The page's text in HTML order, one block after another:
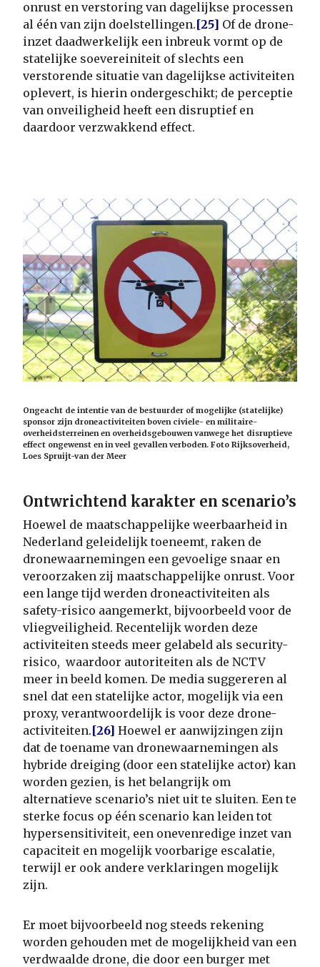
onrust en verstoring van dagelijkse processen
al één van zijn doelstellingen.[25] Of de drone-
inzet daadwerkelijk een inbreuk vormt op de
statelijke soevereiniteit of slechts een
verstorende situatie van dagelijkse activiteiten
oplevert, is hierin ondergeschikt; de perceptie
van onveiligheid heeft een disruptief en
daardoor verzwakkend effect.
Ongeacht de intentie van de bestuurder of mogelijke (statelijke)
sponsor zijn droneactiviteiten boven civiele- en militaire-
overheidsterreinen en overheidsgebouwen vanwege het disruptieve
effect ongewenst en in veel gevallen verboden. Foto Rijksoverheid,
Loes Spruijt-van der Meer
Ontwrichtend karakter en scenario’s
Hoewel de maatschappelijke weerbaarheid in
Nederland geleidelijk toeneemt, raken de
dronewaarnemingen een gevoelige snaar en
veroorzaken zij maatschappelijke onrust. Voor
een lange tijd werden droneactiviteiten als
safety-risico aangemerkt, bijvoorbeeld voor de
vliegveiligheid. Recentelijk worden deze
activiteiten steeds meer gelabeld als security-
risico, waardoor autoriteiten als de NCTV
meer in beeld komen. De media suggereren al
snel dat een statelijke actor, mogelijk via een
proxy, verantwoordelijk is voor deze drone-
activiteiten.[26] Hoewel er aanwijzingen zijn
dat de toename van dronewaarnemingen als
hybride dreiging (door een statelijke actor) kan
worden gezien, is het belangrijk om
alternatieve scenario’s niet uit te sluiten. Een te
sterke focus op één scenario kan leiden tot
hypersensitiviteit, een onevenredige inzet van
capaciteit en mogelijk voorbarige escalatie,
terwijl er ook andere verklaringen mogelijk
zijn.
Er moet bijvoorbeeld nog steeds rekening
worden gehouden met de mogelijkheid van een
verdwaalde drone, die door een burger met